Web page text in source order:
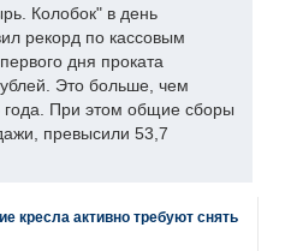
Колобок" в день
рекорд по кассовым
дня проката
Это больше, чем
года. При этом общие сборы
превысили 53,7
кресла активно требуют снять